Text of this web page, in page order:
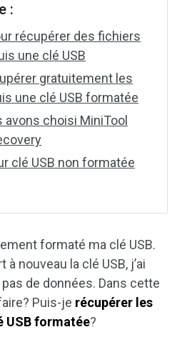
:
récupérer des fichiers
une clé USB
gratuitement les
une clé USB formatée
avons choisi MiniTool
clé USB non formatée
formaté ma clé USB.
à nouveau la clé USB, j’ai
pas de données. Dans cette
Puis-je récupérer les
USB formatée?